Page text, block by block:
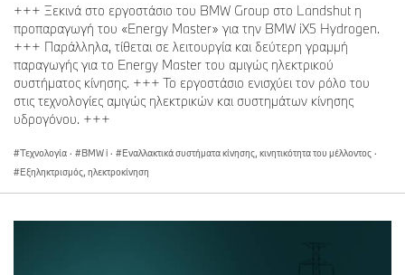
+++ Ξεκινά στο εργοστάσιο του BMW Group στο Landshut η
προπαραγωγή του «Energy Master» για την BMW iX5 Hydrogen.
+++ Παράλληλα, τίθεται σε λειτουργία και δεύτερη γραμμή
παραγωγής για το Energy Master του αμιγώς ηλεκτρικού
συστήματος κίνησης. +++ Το εργοστάσιο ενισχύει τον ρόλο του
στις τεχνολογίες αμιγώς ηλεκτρικών και συστημάτων κίνησης
υδρογόνου. +++
Τεχνολογία · BMW i · Εναλλακτικά συστήματα κίνησης, κινητικότητα του μέλλοντος ·
Εξηληκτρισμός, ηλεκτροκίνηση